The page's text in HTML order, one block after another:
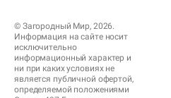
© Загородный Мир, 2026.
Информация на сайте носит
исключительно
информационный характер и
ни при каких условиях не
является публичной офертой,
определяемой положениями